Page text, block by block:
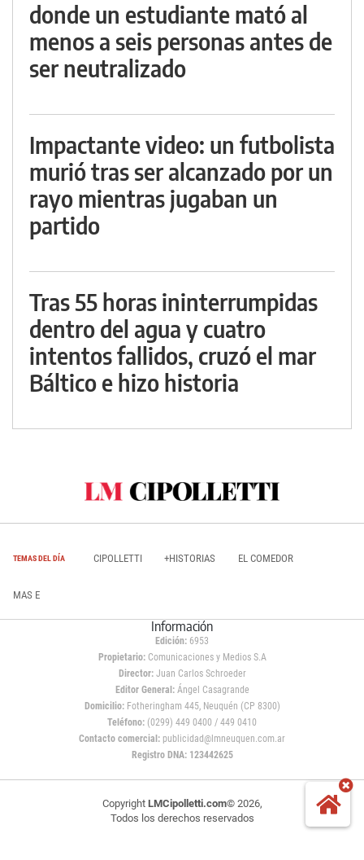
donde un estudiante mató al
menos a seis personas antes de
ser neutralizado
Impactante video: un futbolista
murió tras ser alcanzado por un
rayo mientras jugaban un
partido
Tras 55 horas ininterrumpidas
dentro del agua y cuatro
intentos fallidos, cruzó el mar
Báltico e hizo historia
TEMAS DEL DÍA CIPOLLETTI +HISTORIAS EL COMEDOR
MAS E
Información
Edición: 6953
Propietario:Comunicaciones y Medios S.A
Director: Juan Carlos Schroeder
Editor General:Ángel Casagrande
Domicilio:Fotheringham 445, Neuquén (CP 8300)
Teléfono: (0299) 449 0400 / 449 0410
Contacto comercial: publicidad@lmneuquen.com.ar
Registro DNA: 123442625
Copyright LMCipolletti.com© 2026,
Todos los derechos reservados